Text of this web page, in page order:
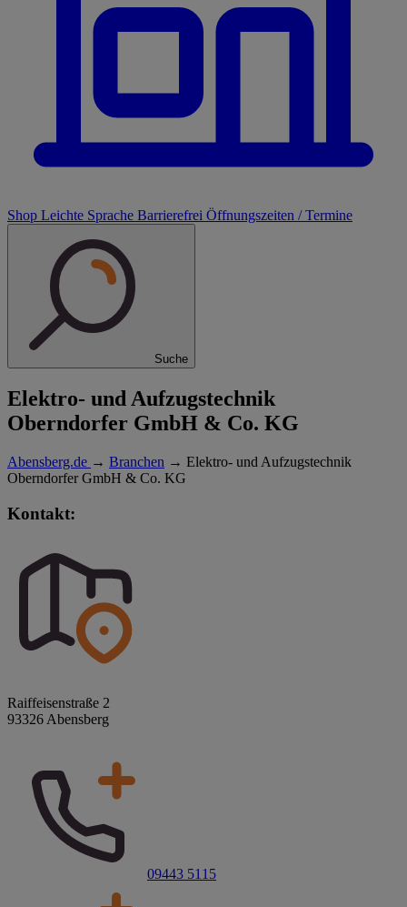
Shop Leichte Sprache Barrierefrei Öffnungszeiten / Termine
Suche
Elektro- und Aufzugstechnik
Oberndorfer GmbH & Co. KG
Abensberg.de → Branchen → Elektro- und Aufzugstechnik
Oberndorfer GmbH & Co. KG
Kontakt:
Raiffeisenstraße 2
93326 Abensberg
09443 5115